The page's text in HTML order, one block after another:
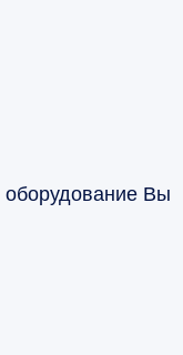
оборудование Вы